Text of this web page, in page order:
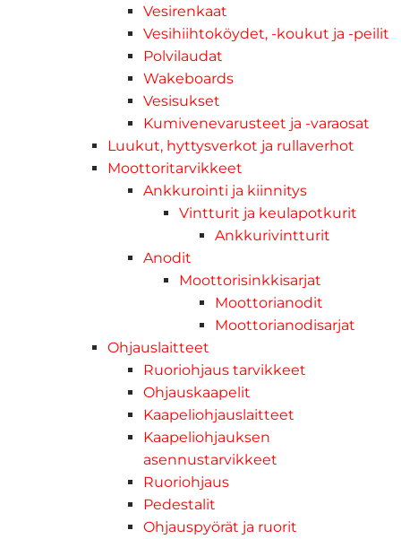
Vesirenkaat
Vesihiihtoköydet, -koukut ja -peilit
Polvilaudat
Wakeboards
Vesisukset
Kumivenevarusteet ja -varaosat
Luukut, hyttysverkot ja rullaverhot
Moottoritarvikkeet
Ankkurointi ja kiinnitys
Vintturit ja keulapotkurit
Ankkurivintturit
Anodit
Moottorisinkkisarjat
Moottorianodit
Moottorianodisarjat
Ohjauslaitteet
Ruoriohjaus tarvikkeet
Ohjauskaapelit
Kaapeliohjauslaitteet
Kaapeliohjauksen
asennustarvikkeet
Ruoriohjaus
Pedestalit
Ohjauspyörät ja ruorit